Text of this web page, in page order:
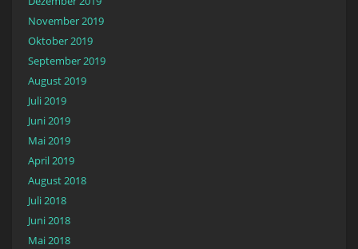
November 2019
Oktober 2019
September 2019
August 2019
Juli 2019
Juni 2019
Mai 2019
April 2019
August 2018
Juli 2018
Juni 2018
Mai 2018